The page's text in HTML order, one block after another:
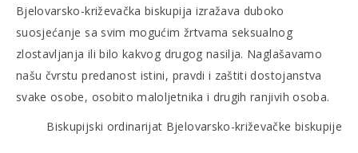
Bjelovarsko-križevačka biskupija izražava duboko
suosjećanje sa svim mogućim žrtvama seksualnog
zlostavljanja ili bilo kakvog drugog nasilja. Naglašavamo
našu čvrstu predanost istini, pravdi i zaštiti dostojanstva
svake osobe, osobito maloljetnika i drugih ranjivih osoba.
Biskupijski ordinarijat Bjelovarsko-križevačke biskupije